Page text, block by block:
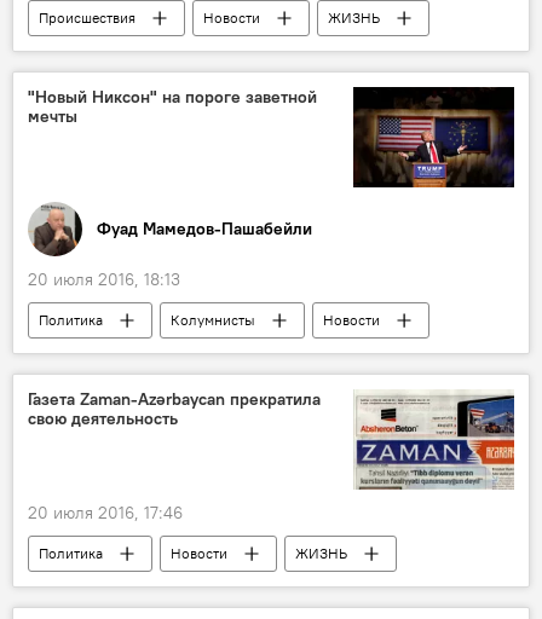
Происшествия Новости
ЖИЗНЬ
Мошенничество
"Новый Никсон" на пороге заветной
мечты
Фуад Мамедов-Пашабейли
20 июля 2016, 18:13
Политика Колумнисты
Новости
Новости мира
США
Дональд Трамп
Президентские выборы в США
Газета Zaman-Azərbaycan прекратила
свою деятельность
20 июля 2016, 17:46
Политика Новости
ЖИЗНЬ
Zaman-Azərbaycan
Закрытие